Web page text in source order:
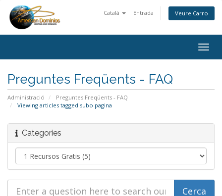
Català Entrada Veure Carro
Preguntes Freqüents - FAQ
Administració
Preguntes Freqüents - FAQ
Viewing articles tagged subo pagina
Categories